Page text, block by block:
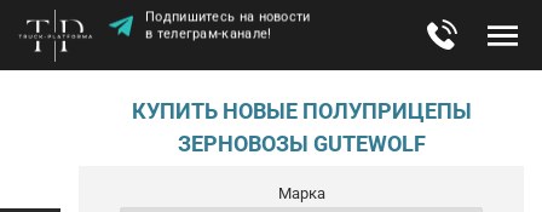
Подпишитесь на новости
в телеграм-канале!
КУПИТЬ НОВЫЕ ПОЛУПРИЦЕПЫ
ЗЕРНОВОЗЫ GUTEWOLF
Марка